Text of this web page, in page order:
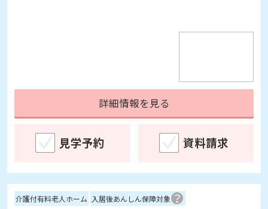
詳細情報を見る
見学予約 資料請求
介護付有料老人ホーム 入居後あんしん保障対象